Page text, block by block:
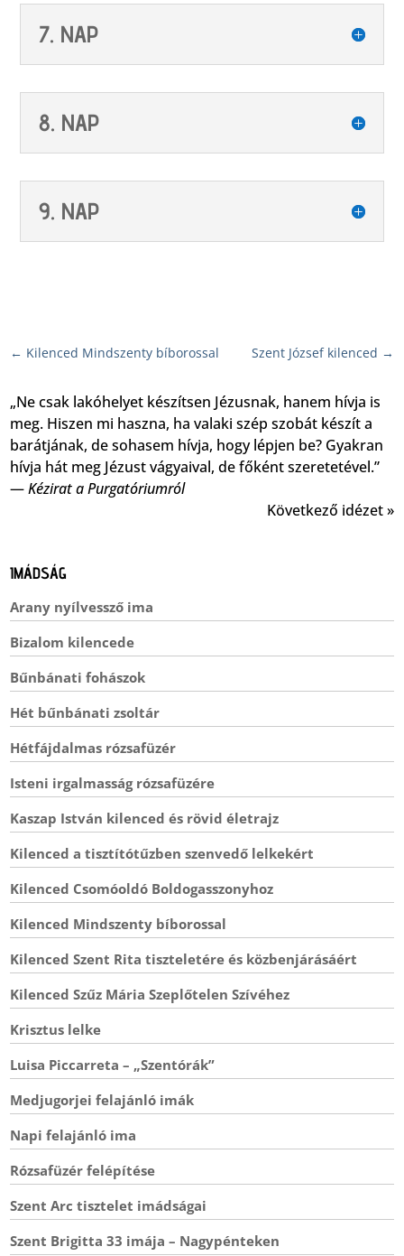
7. NAP
8. NAP
9. NAP
← Kilenced Mindszenty bíborossal Szent József kilenced →
„Ne csak lakóhelyet készítsen Jézusnak, hanem hívja is
meg. Hiszen mi haszna, ha valaki szép szobát készít a
barátjának, de sohasem hívja, hogy lépjen be? Gyakran
hívja hát meg Jézust vágyaival, de főként szeretetével.”
—Kézirat a Purgatóriumról
Következő idézet »
IMÁDSÁG
Arany nyílvessző ima
Bizalom kilencede
Bűnbánati fohászok
Hét bűnbánati zsoltár
Hétfájdalmas rózsafüzér
Isteni irgalmasság rózsafüzére
Kaszap István kilenced és rövid életrajz
Kilenced a tisztítótűzben szenvedő lelkekért
Kilenced Csomóoldó Boldogasszonyhoz
Kilenced Mindszenty bíborossal
Kilenced Szent Rita tiszteletére és közbenjárásáért
Kilenced Szűz Mária Szeplőtelen Szívéhez
Krisztus lelke
Luisa Piccarreta – „Szentórák”
Medjugorjei felajánló imák
Napi felajánló ima
Rózsafüzér felépítése
Szent Arc tisztelet imádságai
Szent Brigitta 33 imája – Nagypénteken